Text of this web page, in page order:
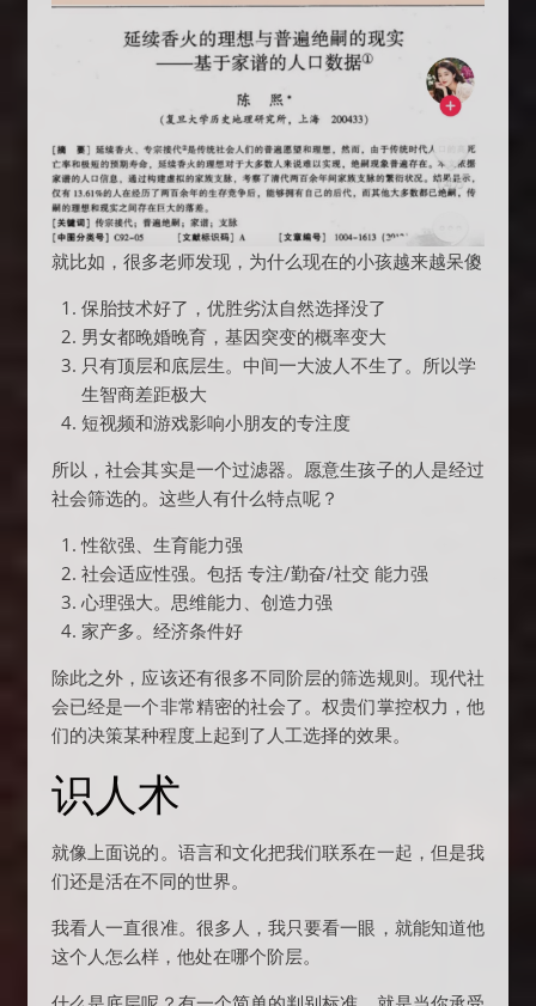
就比如，很多老师发现，为什么现在的小孩越来越呆傻
保胎技术好了，优胜劣汰自然选择没了
男女都晚婚晚育，基因突变的概率变大
只有顶层和底层生。中间一大波人不生了。所以学
生智商差距极大
短视频和游戏影响小朋友的专注度
所以，社会其实是一个过滤器。愿意生孩子的人是经过
社会筛选的。这些人有什么特点呢？
性欲强、生育能力强
社会适应性强。包括 专注/勤奋/社交 能力强
心理强大。思维能力、创造力强
家产多。经济条件好
除此之外，应该还有很多不同阶层的筛选规则。现代社
会已经是一个非常精密的社会了。权贵们掌控权力，他
们的决策某种程度上起到了人工选择的效果。
识人术
就像上面说的。语言和文化把我们联系在一起，但是我
们还是活在不同的世界。
我看人一直很准。很多人，我只要看一眼，就能知道他
这个人怎么样，他处在哪个阶层。